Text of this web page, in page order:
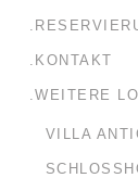
.KONTAKT
.WEITERE
VILLA